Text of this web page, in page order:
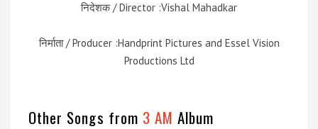
निदेशक / Director :Vishal Mahadkar
निर्माता / Producer :Handprint Pictures and Essel Vision
Productions Ltd
Other Songs from 3 AM Album